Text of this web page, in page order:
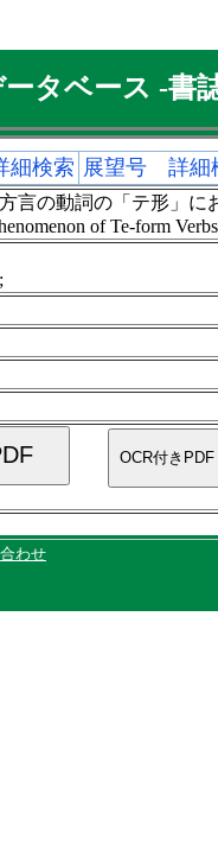
タベース -書
検索 展望号 詳細
言の動詞の「テ形」に
of Te-form
わせ